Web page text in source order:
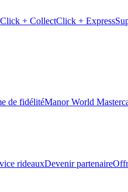
Click + CollectClick + Express
de fidélitéManor World
rideauxDevenir partenaire